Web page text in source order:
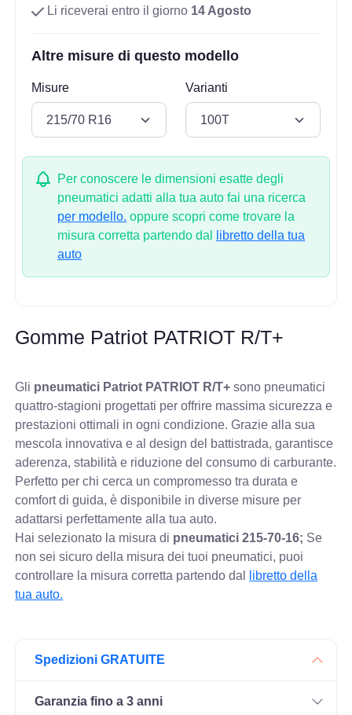
Li riceverai entro il giorno 14 Agosto
Altre misure di questo modello
Misure Varianti
Per conoscere le dimensioni esatte degli
pneumatici adatti alla tua auto fai una ricerca
per modello. oppure scopri come trovare la
misura corretta partendo dal
libretto della tua
auto
Gomme Patriot PATRIOT R/T+
Gli pneumatici Patriot PATRIOT R/T+ sono pneumatici
quattro-stagioni progettati per offrire massima sicurezza e
prestazioni ottimali in ogni condizione. Grazie alla sua
mescola innovativa e al design del battistrada, garantisce
aderenza, stabilità e riduzione del consumo di carburante.
Perfetto per chi cerca un compromesso tra durata e
comfort di guida, è disponibile in diverse misure per
adattarsi perfettamente alla tua auto.
Hai selezionato la misura di pneumatici215-70-16; Se
non sei sicuro della misura dei tuoi pneumatici, puoi
controllare la misura corretta partendo dal
libretto della
tua auto.
Spedizioni GRATUITE
Garanzia fino a 3 anni